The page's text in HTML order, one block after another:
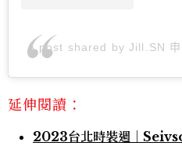
A post shared by Jill.SN
延伸閱讀：
2023台北時裝週｜